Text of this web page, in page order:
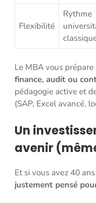
Flexibilité
Rythme
Le MBA vous prépare
finance, audit ou
pédagogie active et
(SAP, Excel avancé,
Un
avenir
Et si vous avez 40
justement pensé